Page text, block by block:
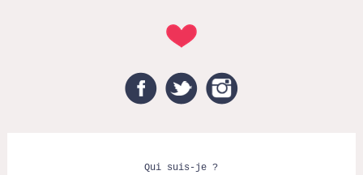
FacebookTwitter
Qui suis-je ?